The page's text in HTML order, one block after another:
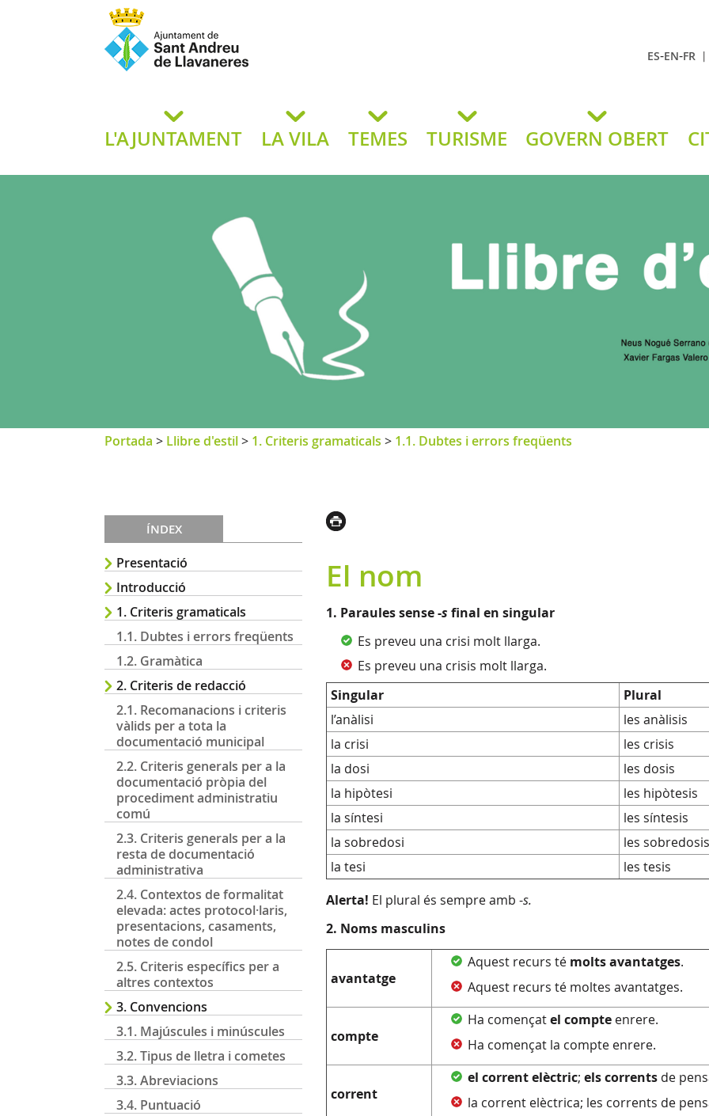
de Llavaneres
ES-EN-FR
L'AJUNTAMENT LA VILA TEMES TURISME GOVERN OBERT
Portada > Llibre d'estil> 1. Criteris gramaticals > 1.1. Dubtes i errors freqüents
ÍNDEX
Presentació
Introducció
1. Criteris gramaticals
1.1. Dubtes i errors freqüents
1.2. Gramàtica
2. Criteris de redacció
2.1. Recomanacions i criteris
vàlids per a tota la
documentació municipal
2.2. Criteris generals per a la
documentació pròpia del
procediment administratiu
comú
2.3. Criteris generals per a la
resta de documentació
administrativa
2.4. Contextos de formalitat
elevada: actes protocol·laris,
presentacions, casaments,
notes de condol
2.5. Criteris específics per a
altres contextos
3. Convencions
3.1. Majúscules i minúscules
3.2. Tipus de lletra i cometes
3.3. Abreviacions
3.4. Puntuació
El nom
1. Paraules sense -s final en singular
Es preveu una crisi molt llarga.
Es preveu una crisis molt llarga.
Singular
Plural
l’anàlisi
les anàlisis
la crisi
les crisis
la dosi
les dosis
la hipòtesi
les hipòtesis
la síntesi
les síntesis
la sobredosi
les sobredosis
la tesi
les tesis
Alerta! El plural és sempre amb -s.
2. Noms masculins
avantatge
Aquest recurs té moltsavantatges.
Aquest recurs té moltes avantatges.
compte
Ha començatel compte enrere.
Ha començat la compte enrere.
corrent
el correntelèctric; elscorrents de
la corrent elèctrica; les corrents de